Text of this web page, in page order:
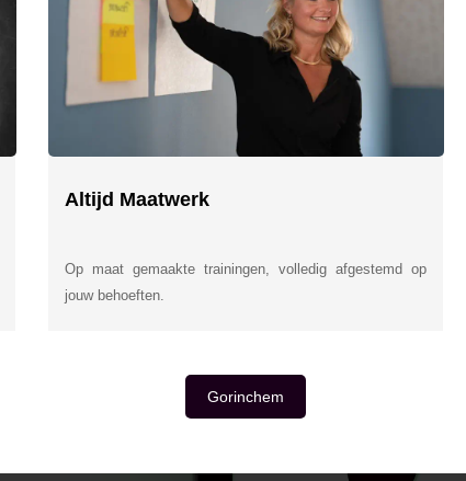
Altijd Maatwerk
Op maat gemaakte trainingen, volledig afgestemd op
jouw behoeften.
Gorinchem